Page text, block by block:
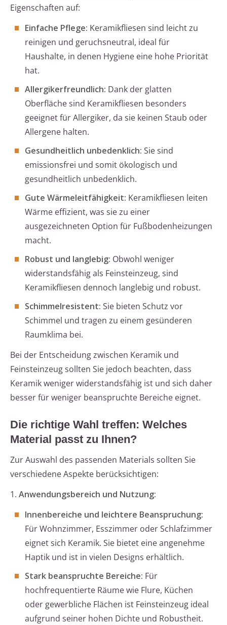
Eigenschaften auf:
Einfache Pflege: Keramikfliesen sind leicht zu
reinigen und geruchsneutral, ideal für
Haushalte, in denen Hygiene eine hohe Priorität
hat.
Allergikerfreundlich: Dank der glatten
Oberfläche sind Keramikfliesen besonders
geeignet für Allergiker, da sie keinen Staub oder
Allergene halten.
Gesundheitlich unbedenklich: Sie sind
emissionsfrei und somit ökologisch und
gesundheitlich unbedenklich.
Gute Wärmeleitfähigkeit: Keramikfliesen leiten
Wärme effizient, was sie zu einer
ausgezeichneten Option für Fußbodenheizungen
macht.
Robust und langlebig: Obwohl weniger
widerstandsfähig als Feinsteinzeug, sind
Keramikfliesen dennoch langlebig und robust.
Schimmelresistent: Sie bieten Schutz vor
Schimmel und tragen zu einem gesünderen
Raumklima bei.
Bei der Entscheidung zwischen Keramik und
Feinsteinzeug sollten Sie jedoch beachten, dass
Keramik weniger widerstandsfähig ist und sich daher
besser für weniger beanspruchte Bereiche eignet.
Die richtige Wahl treffen: Welches
Material passt zu Ihnen?
Zur Auswahl des passenden Materials sollten Sie
verschiedene Aspekte berücksichtigen:
1. Anwendungsbereich und Nutzung:
Innenbereiche und leichtere Beanspruchung:
Für Wohnzimmer, Esszimmer oder Schlafzimmer
eignet sich Keramik. Sie bietet eine angenehme
Haptik und ist in vielen Designs erhältlich.
Stark beanspruchte Bereiche: Für
hochfrequentierte Räume wie Flure, Küchen
oder gewerbliche Flächen ist Feinsteinzeug ideal
aufgrund seiner hohen Dichte und Robustheit.